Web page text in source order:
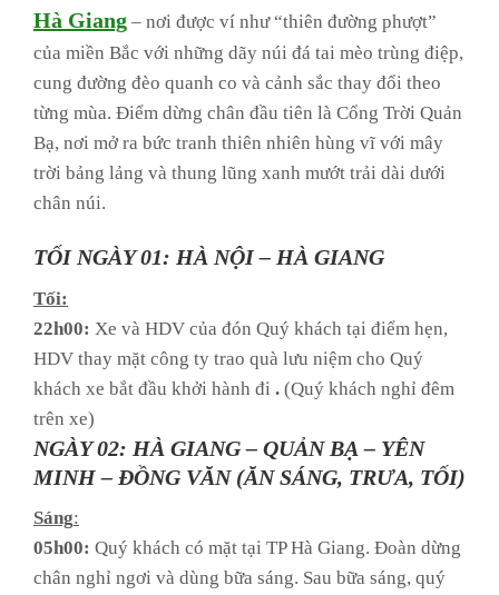
Hà Giang – nơi được ví như “thiên đường phượt”
của miền Bắc với những dãy núi đá tai mèo trùng điệp,
cung đường đèo quanh co và cảnh sắc thay đổi theo
từng mùa. Điểm dừng chân đầu tiên là Cổng Trời Quản
Bạ, nơi mở ra bức tranh thiên nhiên hùng vĩ với mây
trời bảng lảng và thung lũng xanh mướt trải dài dưới
chân núi.
TỐI NGÀY 01: HÀ NỘI – HÀ GIANG
Tối:
22h00: Xe và HDV của đón Quý khách tại điểm hẹn,
HDV thay mặt công ty trao quà lưu niệm cho Quý
khách xe bắt đầu khởi hành đi . (Quý khách nghỉ đêm
trên xe)
NGÀY 02: HÀ GIANG – QUẢN BẠ – YÊN
MINH – ĐỒNG VĂN (ĂN SÁNG, TRƯA, TỐI)
Sáng:
05h00: Quý khách có mặt tại TP Hà Giang. Đoàn dừng
chân nghỉ ngơi và dùng bữa sáng. Sau bữa sáng, quý